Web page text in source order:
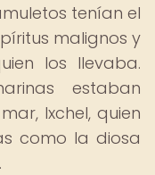
tenían el
malignos y
los llevaba.
estaban
Ixchel, quien
como la diosa